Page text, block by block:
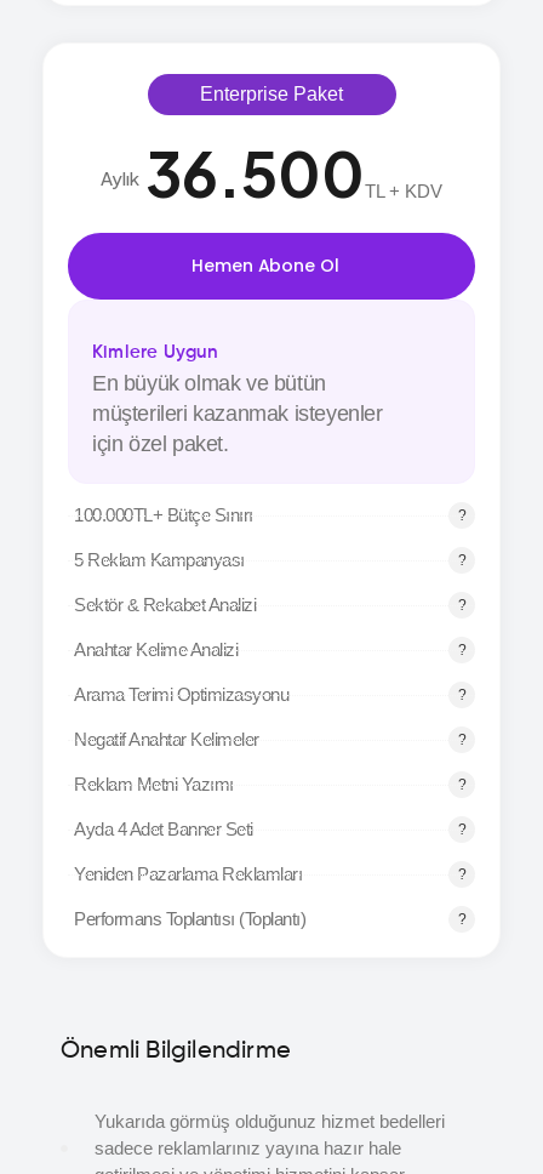
Enterprise Paket
Aylık 36.500TL + KDV
Hemen Abone Ol
Kimlere Uygun
En büyük olmak ve bütün
müşterileri kazanmak isteyenler
için özel paket.
100.000TL+ Bütçe Sınırı
5 Reklam Kampanyası
Sektör & Rekabet Analizi
Anahtar Kelime Analizi
Arama Terimi Optimizasyonu
Negatif Anahtar Kelimeler
Reklam Metni Yazımı
Ayda 4 Adet Banner Seti
Yeniden Pazarlama Reklamları
Performans Toplantısı (Toplantı)
Önemli Bilgilendirme
Yukarıda görmüş olduğunuz hizmet bedelleri
sadece reklamlarınız yayına hazır hale